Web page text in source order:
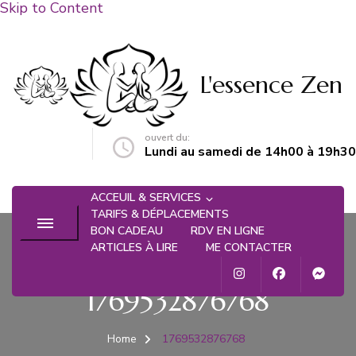
Skip to Content
L'essence Zen
ouvert du:
Lundi au samedi de 14h00 à 19h30
ACCEUIL & SERVICES
TARIFS & DÉPLACEMENTS
BON CADEAU
RDV EN LIGNE
ARTICLES À LIRE
ME CONTACTER
1769532876768
Home 1769532876768